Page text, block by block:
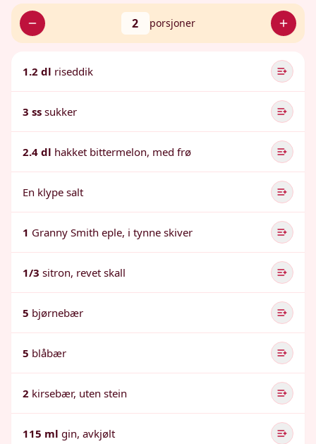
2 porsjoner
1.2 dl riseddik
3 ss sukker
2.4 dl hakket bittermelon, med frø
En klype salt
1 Granny Smith eple, i tynne skiver
1/3 sitron, revet skall
5 bjørnebær
5 blåbær
2 kirsebær, uten stein
115 ml gin, avkjølt